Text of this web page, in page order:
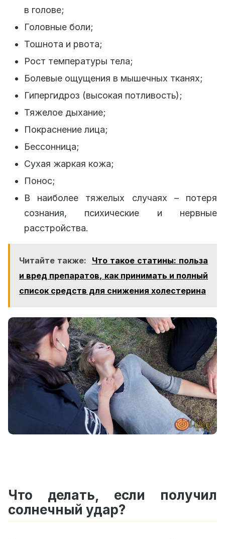
в голове;
Головные боли;
Тошнота и рвота;
Рост температуры тела;
Болевые ощущения в мышечных тканях;
Гипергидроз (высокая потливость);
Тяжелое дыхание;
Покраснение лица;
Бессонница;
Сухая жаркая кожа;
Понос;
В наиболее тяжелых случаях – потеря
сознания, психические и нервные
расстройства.
Читайте также:
Что такое статины: польза
и вред препаратов, как принимать и полный
список средств для снижения холестерина
Что делать, если получил
солнечный удар?